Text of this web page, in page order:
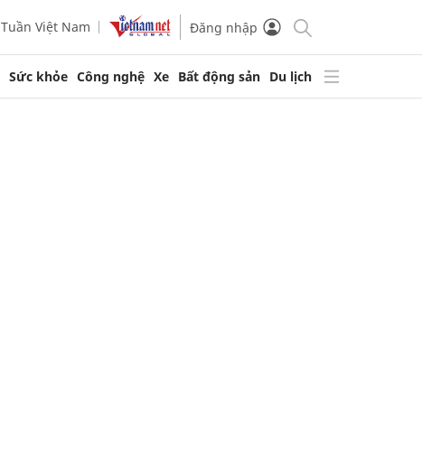
Tuần Việt Nam Đăng nhập
Sức khỏe Công nghệ Xe Bất động sản Du lịch